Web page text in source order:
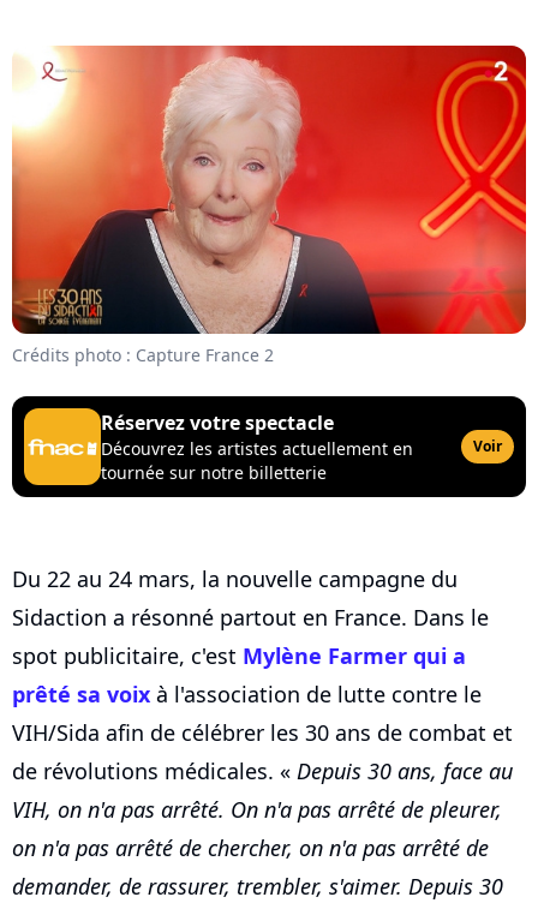
Crédits photo : Capture France 2
Réservez votre spectacle
Découvrez les artistes actuellement en
tournée sur notre billetterie
Voir
Du 22 au 24 mars, la nouvelle campagne du
Sidaction a résonné partout en France. Dans le
spot publicitaire, c'est Mylène Farmer qui a
prêté sa voix à l'association de lutte contre le
VIH/Sida afin de célébrer les 30 ans de combat et
de révolutions médicales. « Depuis 30 ans, face au
VIH, on n'a pas arrêté. On n'a pas arrêté de pleurer,
on n'a pas arrêté de chercher, on n'a pas arrêté de
demander, de rassurer, trembler, s'aimer. Depuis 30